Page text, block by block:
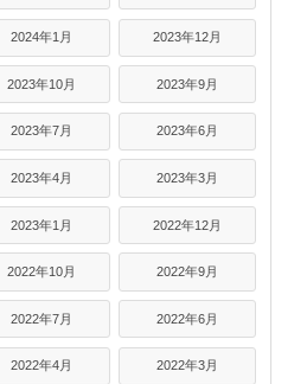
2024年1月 2023年12月
2023年10月 2023年9月
2023年7月 2023年6月
2023年4月 2023年3月
2023年1月 2022年12月
2022年10月 2022年9月
2022年7月 2022年6月
2022年4月 2022年3月